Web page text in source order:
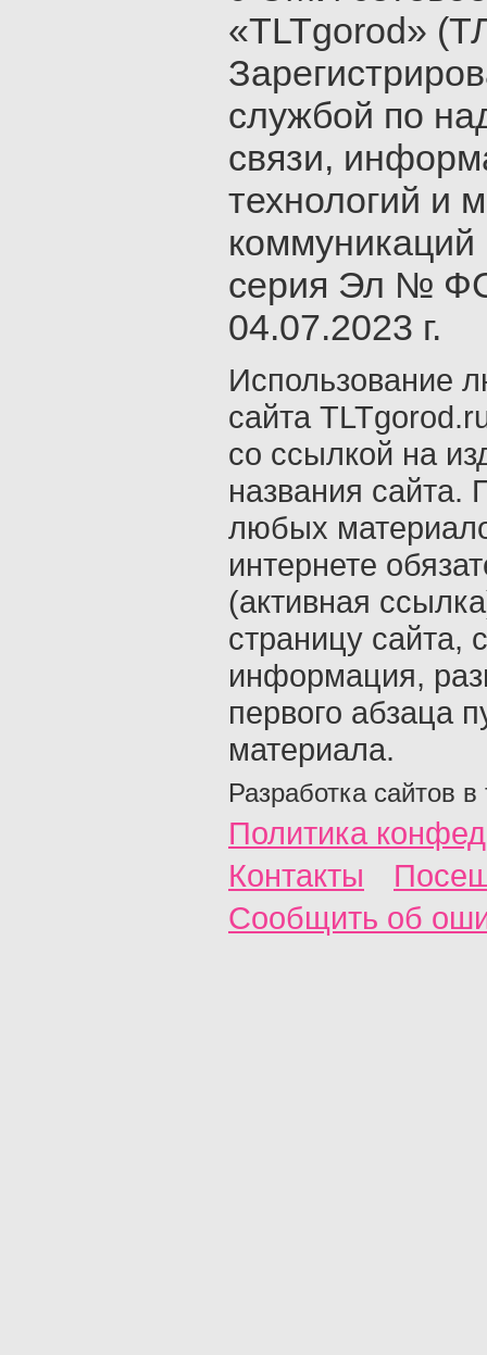
«TLTgorod»
службой по
связи,
технологий и
серия Эл №
04.07.2023 г.
Использование
сайта
со ссылкой на
названия сайта.
любых
интернете
(активная
страницу сайта,
информация,
первого абзаца
материала.
Разработка сайтов в
Политика
Контакты
Сообщить об